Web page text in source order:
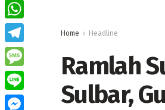
Home Headline
Ramlah
Sulbar,
Email
WhatsApp
Telegram
Message
Line